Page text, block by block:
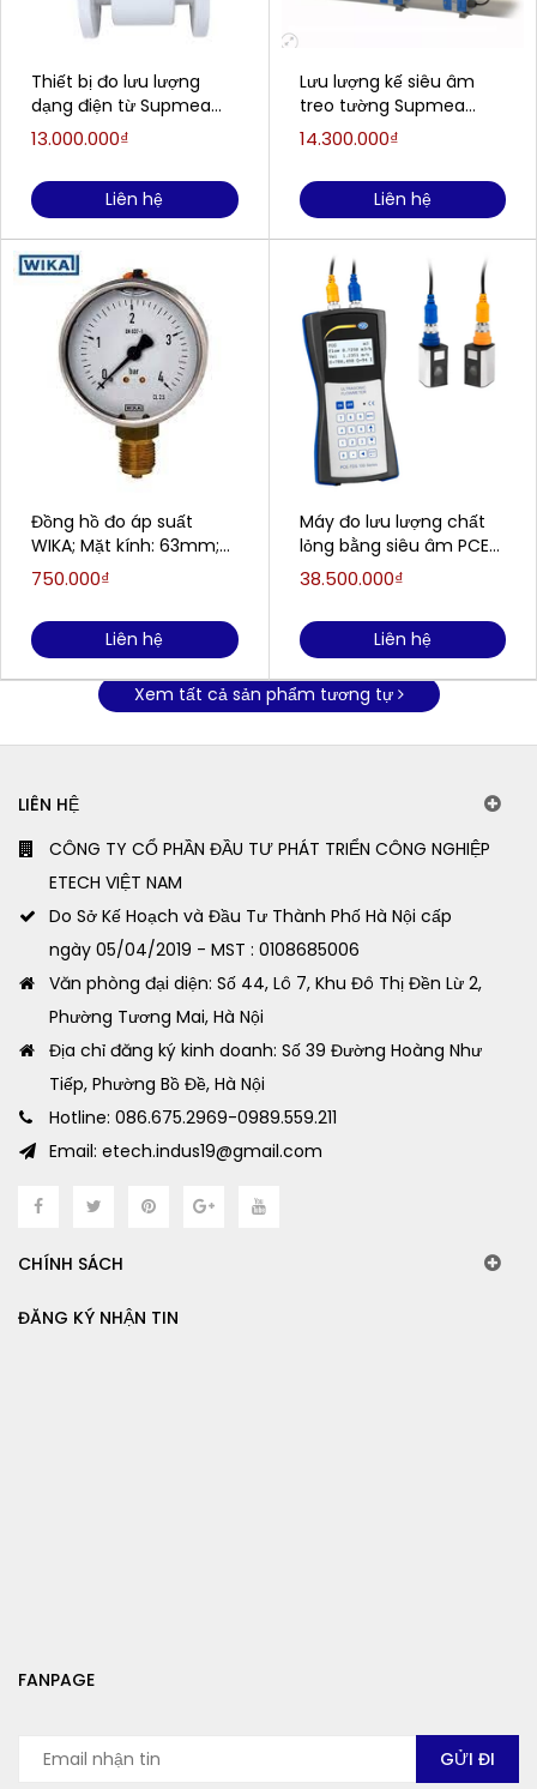
Thiết bị đo lưu lượng
dạng điện từ Supmea
model: LDG-SUP-DN25
13.000.000₫
Liên hệ
Đồng hồ đo áp suất
WIKA; Mặt kính: 63mm;
Model: 213.53; Dải đo:
750.000₫
Liên hệ
Lưu lượng kế siêu âm
treo tường Supmea
SUP-1158S
14.300.000₫
Liên hệ
Máy đo lưu lượng chất
lỏng bằng siêu âm PCE
TDS 100HS (15〜108mm)
38.500.000₫
Liên hệ
Xem tất cả sản phẩm tương tự
LIÊN HỆ
CÔNG TY CỔ PHẦN ĐẦU TƯ PHÁT TRIỂN CÔNG NGHIỆP
ETECH VIỆT NAM
Do Sở Kế Hoạch và Đầu Tư Thành Phố Hà Nội cấp
ngày 05/04/2019 - MST : 0108685006
Văn phòng đại diện: Số 44, Lô 7, Khu Đô Thị Đền Lừ 2,
Phường Tương Mai, Hà Nội
Địa chỉ đăng ký kinh doanh: Số 39 Đường Hoàng Như
Tiếp, Phường Bồ Đề, Hà Nội
Hotline: 086.675.2969-0989.559.211
Email: etech.indus19@gmail.com
CHÍNH SÁCH
ĐĂNG KÝ NHẬN TIN
FANPAGE